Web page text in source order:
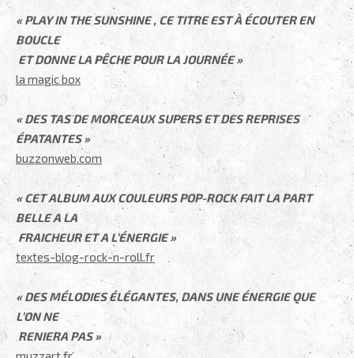
« PLAY IN THE SUNSHINE , CE TITRE EST À ÉCOUTER EN
BOUCLE
ET DONNE LA PÊCHE POUR LA JOURNÉE »
la magic box
« DES TAS DE MORCEAUX SUPERS ET DES REPRISES
ÉPATANTES »
buzzonweb.com
« CET ALBUM AUX COULEURS POP-ROCK FAIT LA PART
BELLE A LA
FRAICHEUR ET A L’ÉNERGIE »
textes-blog-rock-n-roll.fr
« DES MÉLODIES ÉLÉGANTES, DANS UNE ÉNERGIE QUE
L’ON NE
RENIERA PAS »